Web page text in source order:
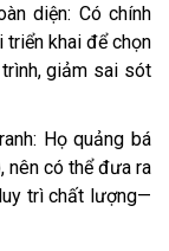
diện: Có chính
khai để chọn
giảm sai sót
Họ quảng bá
nên có thể đưa ra
trì chất lượng—